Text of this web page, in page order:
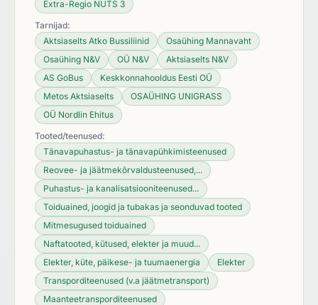
Extra-Regio NUTS 3
Tarnijad:
Aktsiaselts Atko Bussiliinid
Osaühing Mannavaht
Osaühing N&V
OÜ N&V
Aktsiaselts N&V
AS GoBus
Keskkonnahooldus Eesti OÜ
Metos Aktsiaselts
OSAÜHING UNIGRASS
OÜ Nordlin Ehitus
Tooted/teenused:
Tänavapuhastus- ja tänavapühkimisteenused
Reovee- ja jäätmekõrvaldusteenused,...
Puhastus- ja kanalisatsiooniteenused...
Toiduained, joogid ja tubakas ja seonduvad tooted
Mitmesugused toiduained
Naftatooted, kütused, elekter ja muud...
Elekter, küte, päikese- ja tuumaenergia
Elekter
Transporditeenused (v.a jäätmetransport)
Maanteetransporditeenused